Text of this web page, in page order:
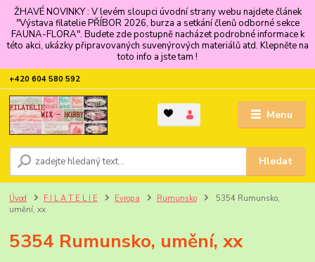
ŽHAVÉ NOVINKY : V levém sloupci úvodní strany webu najdete článek
"Výstava filatelie PŘÍBOR 2026, burza a setkání členů odborné sekce
FAUNA-FLORA". Budete zde postupně nacházet podrobné informace k
této akci, ukázky připravovaných suvenýrových materiálů atd. Klepněte na
toto info a jste tam !
Menu
Hledat
+420 604 580 592
Úvod F I L A T E L I E Evropa Rumunsko
5354 Rumunsko,
umění, xx
5354 Rumunsko, umění, xx